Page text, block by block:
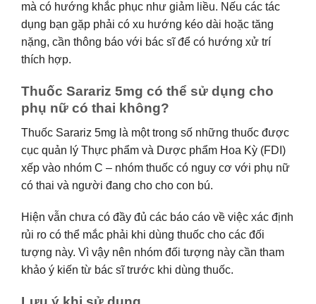
mà có hướng khắc phục như giảm liều. Nếu các tác
dụng bạn gặp phải có xu hướng kéo dài hoặc tăng
nặng, cần thông báo với bác sĩ để có hướng xử trí
thích hợp.
Thuốc Sarariz 5mg có thể sử dụng cho
phụ nữ có thai không?
Thuốc Sarariz 5mg là một trong số những thuốc được
cục quản lý Thực phẩm và Dược phẩm Hoa Kỳ (FDI)
xếp vào nhóm C – nhóm thuốc có nguy cơ với phụ nữ
có thai và người đang cho cho con bú.
Hiện vẫn chưa có đầy đủ các báo cáo về việc xác định
rủi ro có thể mắc phải khi dùng thuốc cho các đối
tượng này. Vì vậy nên nhóm đối tượng này cần tham
khảo ý kiến từ bác sĩ trước khi dùng thuốc.